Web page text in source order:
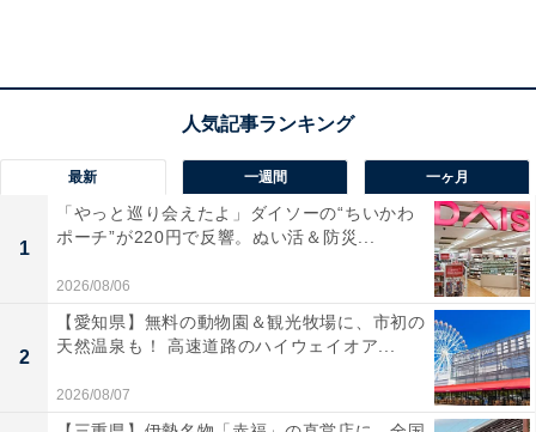
の「円盤餃子」と、日本で初めてラジウムが確認された
ことにちなんだとろりとした「ラジウム玉子」です。
「フルーツライン」沿いの果樹園では四季折々の果物狩
りも楽しめます。
飯坂温泉周辺にある旅館・ホテルを楽天トラベルで見る
最新 一週間 一ヶ月
1
「やっと巡り会えたよ」ダイソーの“ちいかわ
ポーチ”が220円で反響。ぬい活＆防災...
2026/08/06
2
【愛知県】無料の動物園＆観光牧場に、市初の
天然温泉も！ 高速道路のハイウェイオア...
2026/08/07